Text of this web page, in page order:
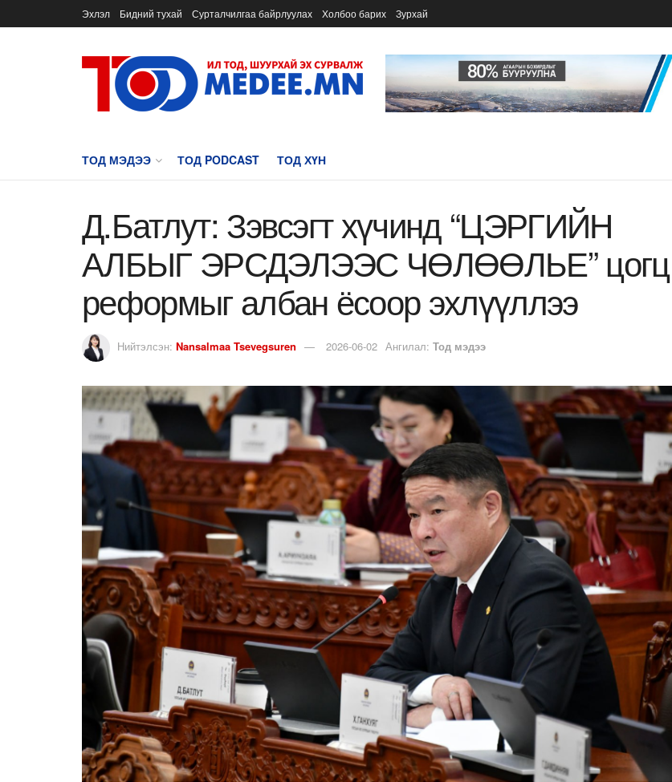
Эхлэл Бидний тухай Сурталчилгаа байрлуулах Холбоо барих Зурхай
ТОД МЭДЭЭ ТОД PODCAST ТОД ХҮН
Д.Батлут: Зэвсэгт хүчинд “ЦЭРГИЙН
АЛБЫГ ЭРСДЭЛЭЭС ЧӨЛӨӨЛЬЕ” цогц
реформыг албан ёсоор эхлүүллээ
Нийтэлсэн: Nansalmaa Tsevegsuren 2026-06-02 Ангилал: Тод мэдээ